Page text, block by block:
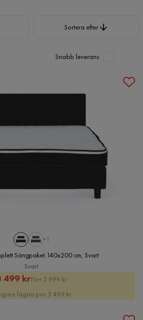
Sortera efter
Snabb leverans
+1
Sängpaket 140x200 cm, Svart
Svart
Rabatterat
Pris
499 krOriginal
Pris
Förr 5 999 kr
lägsta pris 3 499 kr